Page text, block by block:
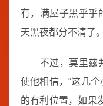
有，满屋子黑乎乎
天黑夜都分不清了
不过，莫里兹并
使他相信，“这几
的有利位置，如果